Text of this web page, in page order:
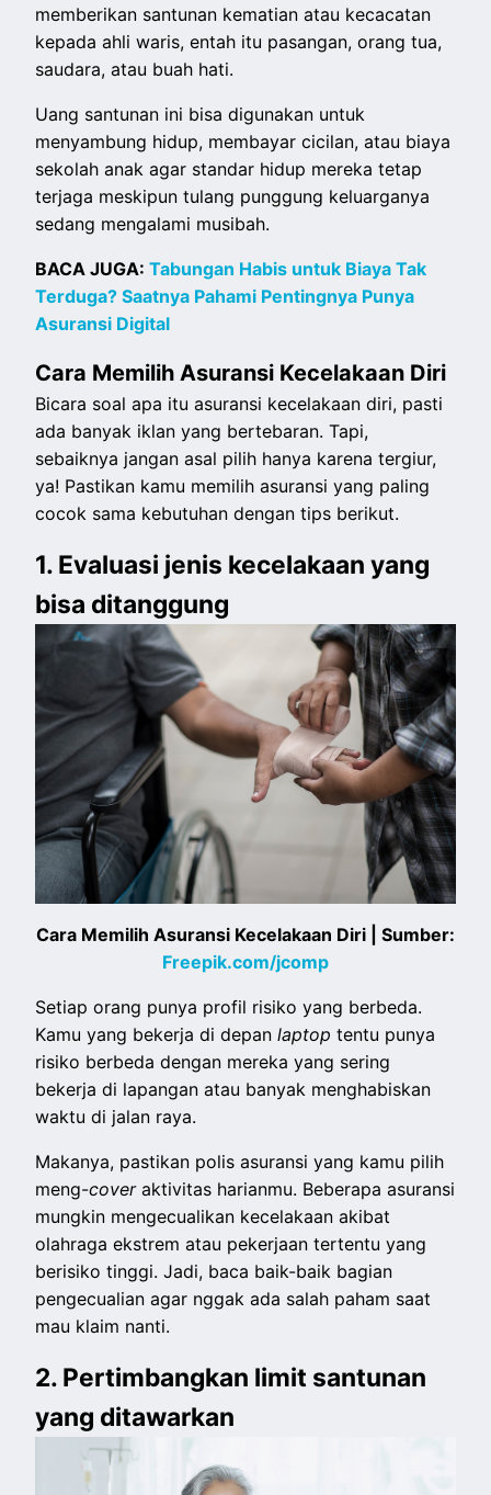
memberikan santunan kematian atau kecacatan
kepada ahli waris, entah itu pasangan, orang tua,
saudara, atau buah hati.
Uang santunan ini bisa digunakan untuk
menyambung hidup, membayar cicilan, atau biaya
sekolah anak agar standar hidup mereka tetap
terjaga meskipun tulang punggung keluarganya
sedang mengalami musibah.
BACA JUGA:Tabungan Habis untuk Biaya Tak
Terduga? Saatnya Pahami Pentingnya Punya
Asuransi Digital
Cara Memilih Asuransi Kecelakaan Diri
Bicara soal apa itu asuransi kecelakaan diri, pasti
ada banyak iklan yang bertebaran. Tapi,
sebaiknya jangan asal pilih hanya karena tergiur,
ya! Pastikan kamu memilih asuransi yang paling
cocok sama kebutuhan dengan tips berikut.
1. Evaluasi jenis kecelakaan yang
bisa ditanggung
Cara Memilih Asuransi Kecelakaan Diri | Sumber:
Freepik.com/jcomp
Setiap orang punya profil risiko yang berbeda.
Kamu yang bekerja di depanlaptoptentu punya
risiko berbeda dengan mereka yang sering
bekerja di lapangan atau banyak menghabiskan
waktu di jalan raya.
Makanya, pastikan polis asuransi yang kamu pilih
meng-coveraktivitas harianmu. Beberapa asuransi
mungkin mengecualikan kecelakaan akibat
olahraga ekstrem atau pekerjaan tertentu yang
berisiko tinggi. Jadi, baca baik-baik bagian
pengecualian agar nggak ada salah paham saat
mau klaim nanti.
2. Pertimbangkan limit santunan
yang ditawarkan